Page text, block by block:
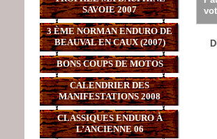
SAVOIE 2007
3 ÈME NORMAN ENDURO DE
BEAUVAL EN CAUX (2007)
BONS COUPS DE MOTOS
CALENDRIER DES
MANIFESTATIONS 2008
CLASSIQUES ENDURO À
L’ANCIENNE 06